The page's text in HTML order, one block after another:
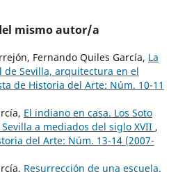
mismo autor/a
Fernando Quiles García, La
de Sevilla, arquitectura en el
de Historia del Arte: Núm. 10-11
El indiano en casa. Los Soto
a mediados del siglo XVII ,
del Arte: Núm. 13-14 (2007-
Resurrección de una escuela.